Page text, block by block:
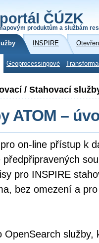
ČÚZK
produktům a službám
INSPIRE
Geoprocessingové
/ Stahovací
ATOM –
on-line přístup k
pro INSPIRE
bez omezení a
OpenSearch služby,